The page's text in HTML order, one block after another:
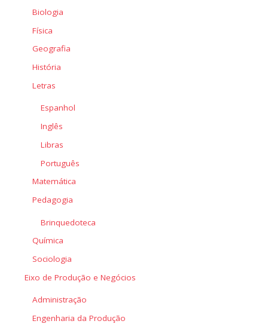
Biologia
Física
Geografia
História
Letras
Espanhol
Inglês
Libras
Português
Matemática
Pedagogia
Brinquedoteca
Química
Sociologia
Eixo de Produção e Negócios
Administração
Engenharia da Produção